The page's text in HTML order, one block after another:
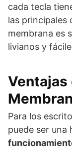
cada tecla
las principales
membrana es
livianos y
Ventajas
Para los
puede ser una